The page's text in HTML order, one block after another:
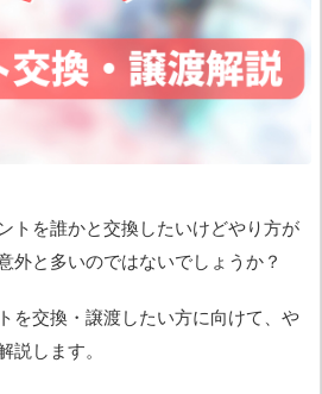
トを誰かと交換したいけどやり方が
外と多いのではないでしょうか？
を交換・譲渡したい方に向けて、や
説します。